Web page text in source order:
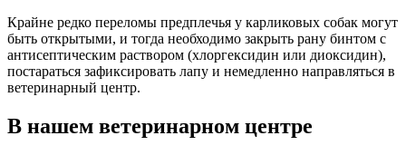
Крайне редко переломы предплечья у карликовых собак могут
быть открытыми, и тогда необходимо закрыть рану бинтом с
антисептическим раствором (хлоргексидин или диоксидин),
постараться зафиксировать лапу и немедленно направляться в
ветеринарный центр.
В нашем ветеринарном центре